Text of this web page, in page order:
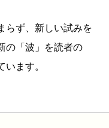
らず、新しい試みを
の「波」を読者の
ます。